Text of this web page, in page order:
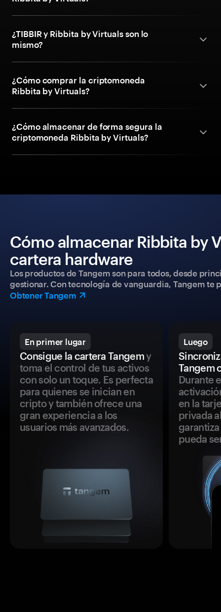
¿TIBBIR y Ribbita by Virtuals son lo
mismo?
¿Cómo comprar la criptomoneda
Ribbita by Virtuals?
¿Cómo almacenar de forma segura la
criptomoneda Ribbita by Virtuals?
Cómo almacenar Ribbita by
cartera hardware
Los productos de Tangem son para todos, desde
gestionar. Con tecnología de vanguardia, Tangem
Obtener Tangem
En primer lugar
Consigue la cartera Tangemy
toma el control de tus activos
con solo un toque. Es perfecta
para quienes se inician en
cripto y también ofrece una
gran experiencia a los
usuarios más avanzados.
Luego
Tangem
Durante
en la
privada
pueda